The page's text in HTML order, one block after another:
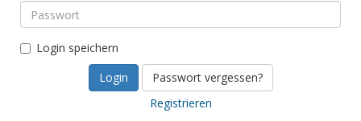
Login speichern
Passwort vergessen?
Registrieren